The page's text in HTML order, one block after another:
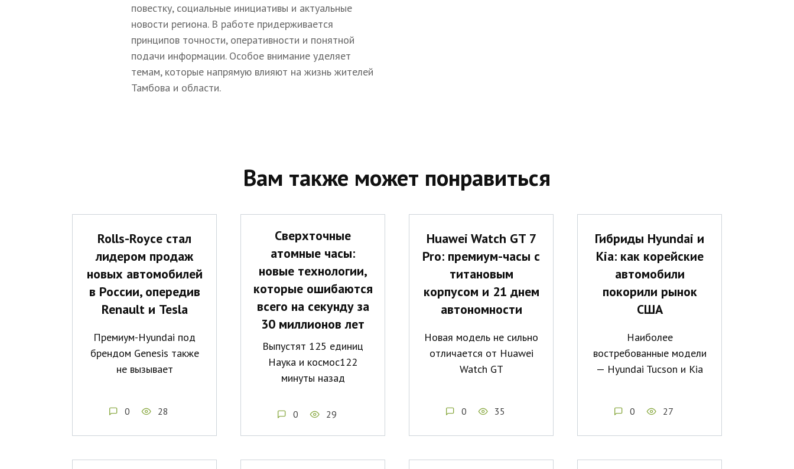
повестку, социальные инициативы и актуальные
новости региона. В работе придерживается
принципов точности, оперативности и понятной
подачи информации. Особое внимание уделяет
темам, которые напрямую влияют на жизнь жителей
Тамбова и области.
Вам также может понравиться
Rolls-Royce стал
лидером продаж
новых автомобилей
в России, опередив
Renault и Tesla
Премиум-Hyundai под
брендом Genesis также
не вызывает
0 28
Сверхточные
атомные часы:
новые технологии,
которые ошибаются
всего на секунду за
30 миллионов лет
Выпустят 125 единиц
Наука и космос122
минуты назад
0 29
Huawei Watch GT 7
Pro: премиум-часы с
титановым
корпусом и 21 днем
автономности
Новая модель не сильно
отличается от Huawei
Watch GT
0 35
Гибриды Hyundai и
Kia: как корейские
автомобили
покорили рынок
США
Наиболее
востребованные модели
— Hyundai Tucson и Kia
0 27